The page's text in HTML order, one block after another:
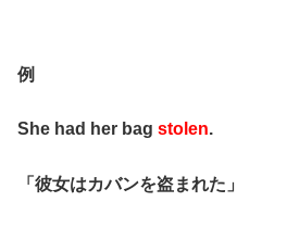
例
She had her bag stolen.
「彼女はカバンを盗まれた」